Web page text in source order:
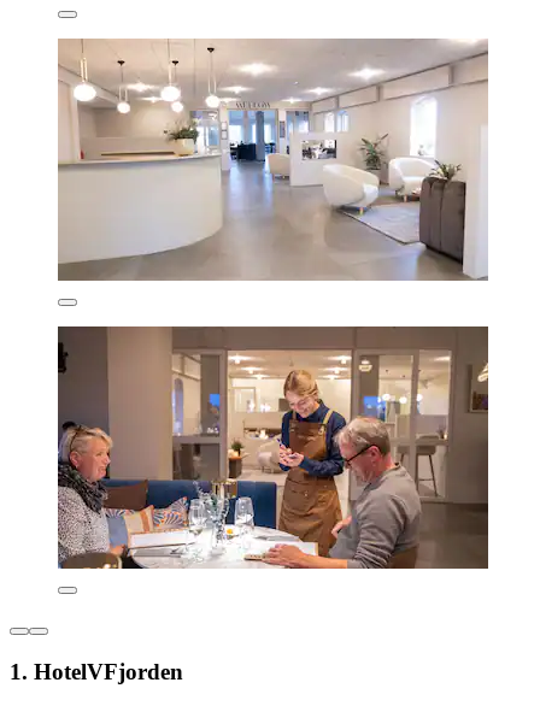
1. HotelVFjorden